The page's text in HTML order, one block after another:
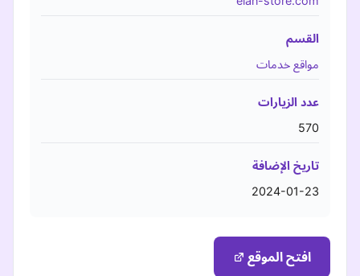
القسم
مواقع خدمات
عدد الزيارات
570
تاريخ الإضافة
2024-01-23
افتح الموقع